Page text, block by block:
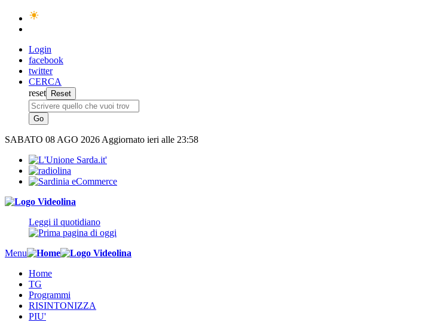
Login
facebook
twitter
CERCA
reset
SABATO 08 AGO 2026 Aggiornato ieri alle 23:58
Leggi il quotidiano
Menu
Home
TG
Programmi
RISINTONIZZA
PIU'